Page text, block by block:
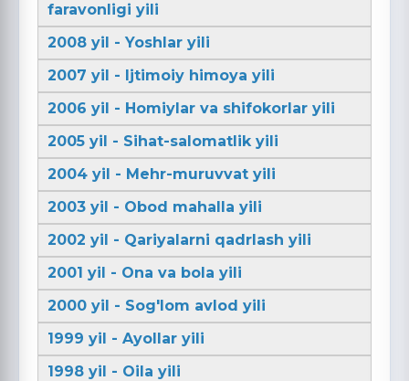
faravonligi yili
2008 yil - Yoshlar yili
2007 yil - Ijtimoiy himoya yili
2006 yil - Homiylar va shifokorlar yili
2005 yil - Sihat-salomatlik yili
2004 yil - Mehr-muruvvat yili
2003 yil - Obod mahalla yili
2002 yil - Qariyalarni qadrlash yili
2001 yil - Ona va bola yili
2000 yil - Sog'lom avlod yili
1999 yil - Ayollar yili
1998 yil - Oila yili